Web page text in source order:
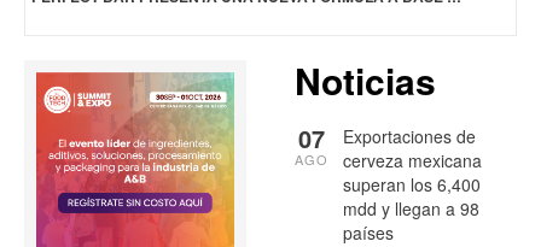
Noticias
Exportaciones de
cerveza mexicana
superan los 6,400
mdd y llegan a 98
países
07
AGO